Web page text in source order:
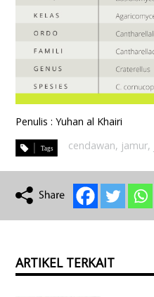
Penulis : Yuhan al Khairi
cendawan, jamur,
ARTIKEL TERKAIT